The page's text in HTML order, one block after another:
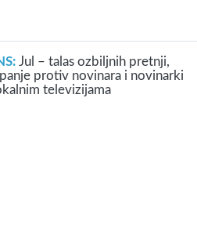
Jul – talas ozbiljnih pretnji,
protiv novinara i novinarki
televizijama